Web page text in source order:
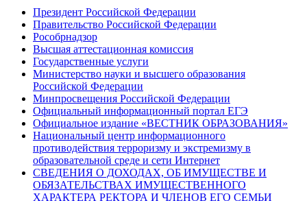
Президент Российской Федерации
Правительство Российской Федерации
Рособрнадзор
Высшая аттестационная комиссия
Государственные услуги
Министерство науки и высшего образования
Российской Федерации
Минпросвещения Российской Федерации
Официальный информационный портал ЕГЭ
Официальное издание «ВЕСТНИК ОБРАЗОВАНИЯ»
Национальный центр информационного
противодействия терроризму и экстремизму в
образовательной среде и сети Интернет
СВЕДЕНИЯ О ДОХОДАХ, ОБ ИМУЩЕСТВЕ И
ОБЯЗАТЕЛЬСТВАХ ИМУЩЕСТВЕННОГО
ХАРАКТЕРА РЕКТОРА И ЧЛЕНОВ ЕГО СЕМЬИ